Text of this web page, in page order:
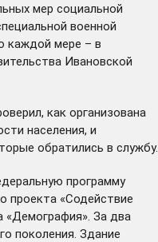
мер социальной
военной
каждой мере – в
Ивановской
как организована
населения, и
обратились в службу.
программу
проекта «Содействие
«Демография». За два
поколения. Здание